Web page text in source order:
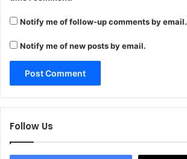
Notify me of follow-up comments by email.
Notify me of new posts by email.
Follow Us